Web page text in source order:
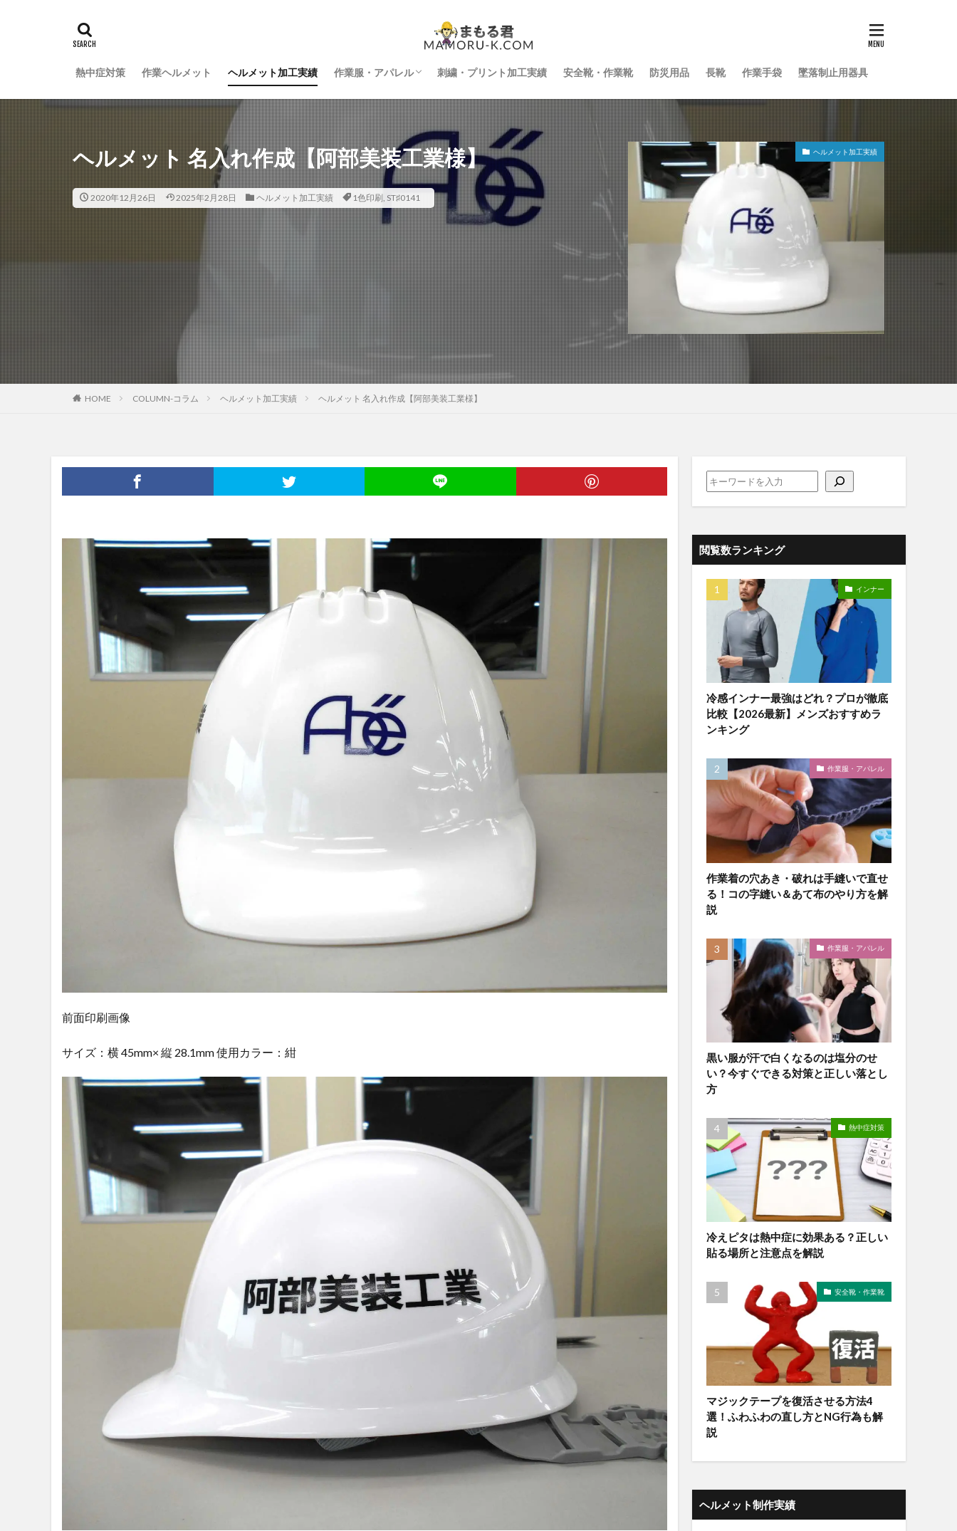
熱中症対策 作業ヘルメット ヘルメット加工実績 作業服・アパレル
インナー
空調服
防寒着
刺繍・プリント加工
刺繍・プリント加工実績 安全靴・作業靴 防災用品 長靴 作業手袋 墜落制止用器具
ヘルメット 名入れ作成【阿部美装工業様】
2020年12月26日 2025年2月28日 ヘルメット加工実績 1色印刷, ST♯0141
ヘルメット加工実績
HOME COLUMN-コラム ヘルメット加工実績 ヘルメット 名入れ作成【阿部美装工業様】
前面印刷画像
サイズ：横 45mm× 縦 28.1mm 使用カラー：紺
閲覧数ランキング
インナー
冷感インナー最強はどれ？プロが徹底
比較【2026最新】メンズおすすめラ
ンキング
作業服・アパレル
作業着の穴あき・破れは手縫いで直せ
る！コの字縫い＆あて布のやり方を解
説
作業服・アパレル
黒い服が汗で白くなるのは塩分のせ
い？今すぐできる対策と正しい落とし
方
熱中症対策
冷えピタは熱中症に効果ある？正しい
貼る場所と注意点を解説
安全靴・作業靴
マジックテープを復活させる方法4
選！ふわふわの直し方とNG行為も解
説
ヘルメット制作実績